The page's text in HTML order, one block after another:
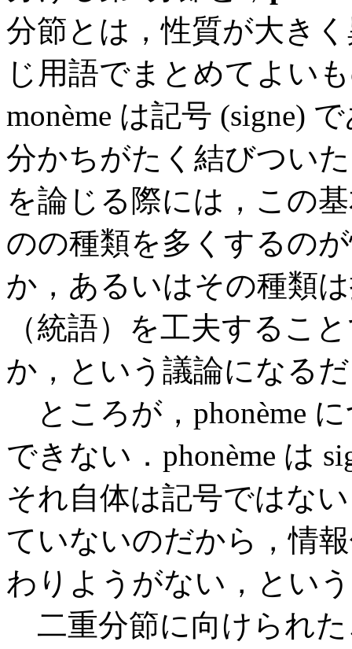
分節とは，性質が大き
じ用語でまとめてよい
monème は記号 (signe)
分かちがたく結びつい
を論じる際には，この
のの種類を多くするの
か，あるいはその種類
（統語）を工夫するこ
か，という議論になる
ところが，phonème
できない．phonème は
それ自体は記号ではな
ていないのだから，情
わりようがない，とい
二重分節に向けられ